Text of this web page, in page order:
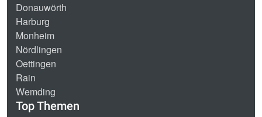
Donauwörth
Harburg
Monheim
Nördlingen
Oettingen
Rain
Wemding
Top Themen